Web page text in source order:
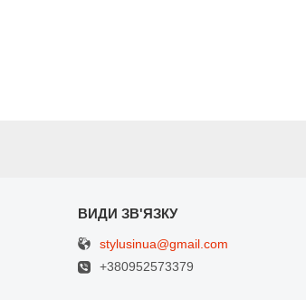
stylusinua@gmail.com
+380952573379